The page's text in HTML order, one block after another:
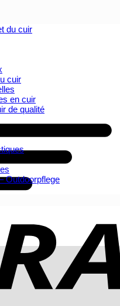
du cuir
cuir
en cuir
de qualité
Outdoorpflege
niveau”